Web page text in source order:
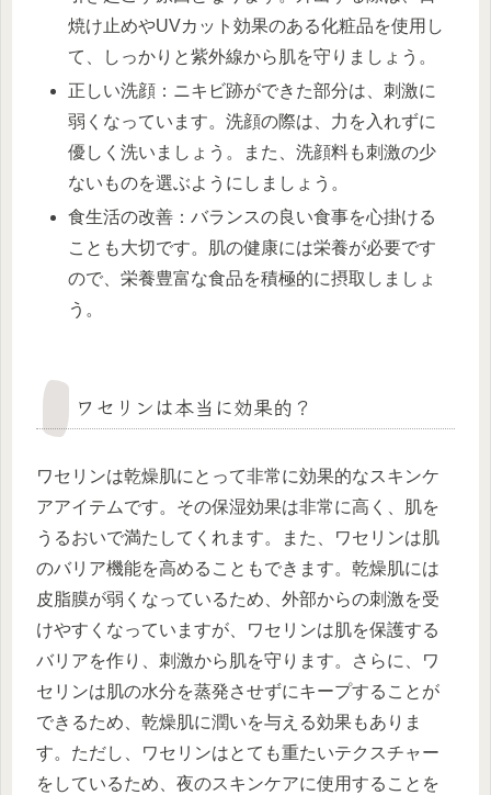
焼け止めやUVカット効果のある化粧品を使用し
て、しっかりと紫外線から肌を守りましょう。
正しい洗顔：ニキビ跡ができた部分は、刺激に
弱くなっています。洗顔の際は、力を入れずに
優しく洗いましょう。また、洗顔料も刺激の少
ないものを選ぶようにしましょう。
食生活の改善：バランスの良い食事を心掛ける
ことも大切です。肌の健康には栄養が必要です
ので、栄養豊富な食品を積極的に摂取しましょ
う。
ワセリンは本当に効果的？
ワセリンは乾燥肌にとって非常に効果的なスキンケ
アアイテムです。その保湿効果は非常に高く、肌を
うるおいで満たしてくれます。また、ワセリンは肌
のバリア機能を高めることもできます。乾燥肌には
皮脂膜が弱くなっているため、外部からの刺激を受
けやすくなっていますが、ワセリンは肌を保護する
バリアを作り、刺激から肌を守ります。さらに、ワ
セリンは肌の水分を蒸発させずにキープすることが
できるため、乾燥肌に潤いを与える効果もありま
す。ただし、ワセリンはとても重たいテクスチャー
をしているため、夜のスキンケアに使用することを